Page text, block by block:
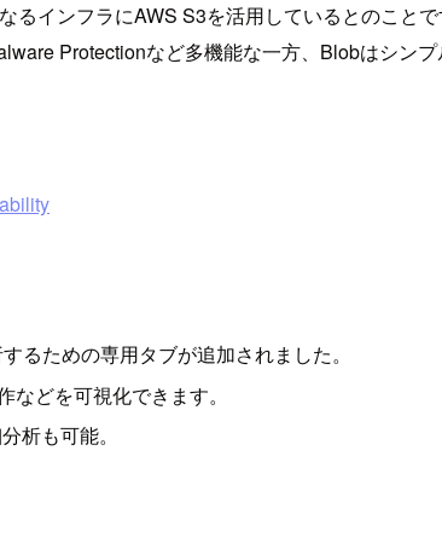
るインフラにAWS S3を活用しているとのこと
Protectionなど多機能な一方、Blobはシンプ
るための専用タブが追加されました。
どを可視化できます。
析も可能。